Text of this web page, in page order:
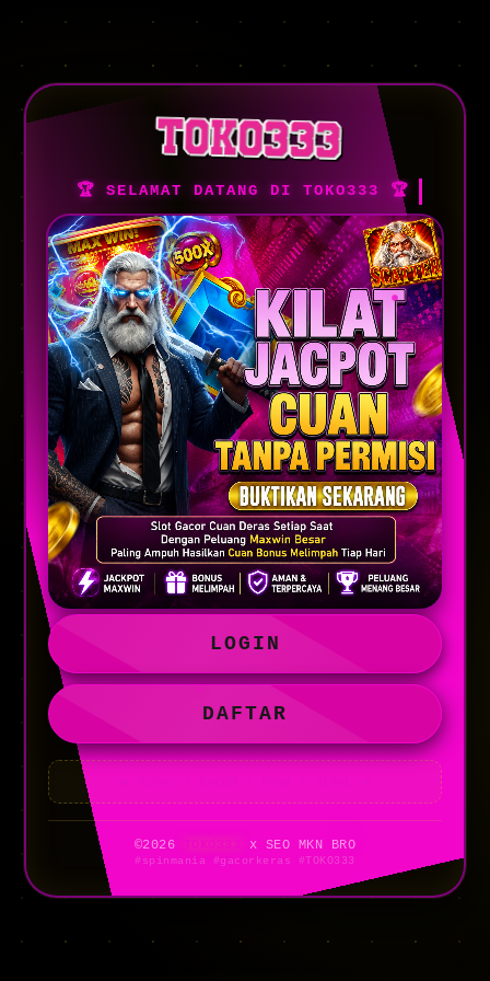
🏆 SELAMAT DATANG DI TOKO333 🏆
LOGIN
DAFTAR
©2026 TOKO333 x SEO MKN BRO
#spinmania #gacorkeras #TOKO333